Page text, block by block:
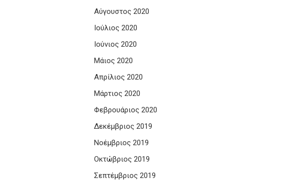
Αύγουστος 2020
Ιούλιος 2020
Ιούνιος 2020
Μάιος 2020
Απρίλιος 2020
Μάρτιος 2020
Φεβρουάριος 2020
Δεκέμβριος 2019
Νοέμβριος 2019
Οκτώβριος 2019
Σεπτέμβριος 2019